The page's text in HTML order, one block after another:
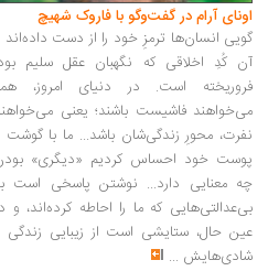
اونای آرام در گفت‌وگو با فاروک شهیچ‭
گویی انسان‌ها ترمزِ خود را از دست داده‌اند
آن کُدِ اخلاقی که نگهبان عقل سلیم
فروریخته است. در دنیای امروز،
می‌خواهند فاشیست باشند؛ یعنی
نفرت، محورِ زندگی‌شان باشد... ما با گوشت
پوست خود احساس کردیم «دیگری»
چه معنایی دارد... نوشتن پاسخی است
بی‌عدالتی‌هایی که ما را احاطه کرده‌اند، و
عین حال، ستایشی است از زیبایی زندگی
شادی‌هایش ...